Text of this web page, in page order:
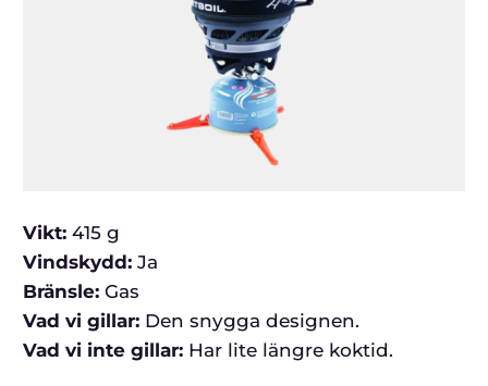
Vikt:415 g
Vindskydd: Ja
Bränsle:Gas
Vad vi gillar: Den snygga designen.
Vad vi inte gillar: Har lite längre koktid.